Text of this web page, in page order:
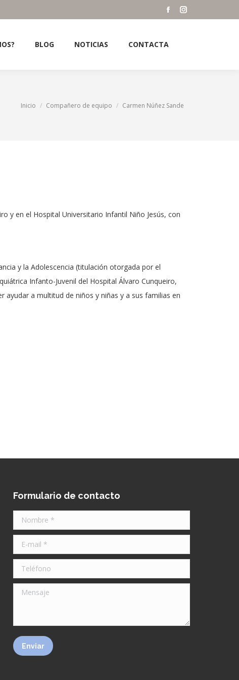
Facebook
opens
Instagram
BLOG NOTICIAS CONTACTA
Estás aquí:
Inicio Compañero de equipo Carmen Núñez Sande
y en el Hospital Universitario Infantil Niño Jesús, con
y la Adolescencia (titulación otorgada por el
Infanto-Juvenil del Hospital Álvaro Cunqueiro,
ayudar a multitud de niños y niñas y a sus familias en
Formulario de contacto
Nombre *
E-mail *
Teléfono
Mensaje
Enviar
CONTACTA
Search: